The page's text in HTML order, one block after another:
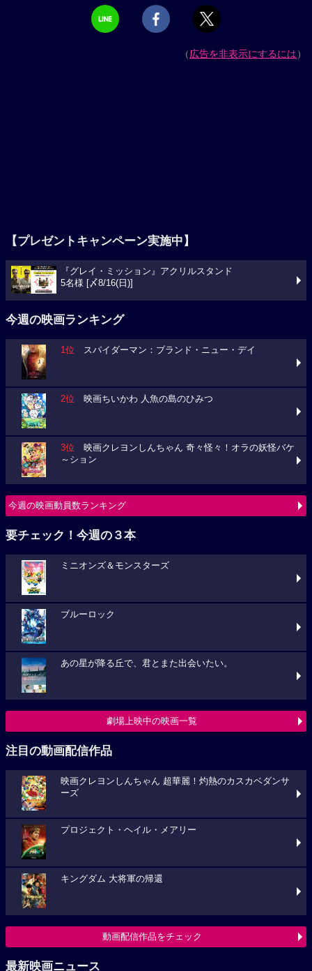
（広告を非表示にするには）
【プレゼントキャンペーン実施中】
『グレイ・ミッション』アクリルスタンド
5名様 [〆8/16(日)]
今週の映画ランキング
1位 スパイダーマン：ブランド・ニュー・デイ
2位 映画ちいかわ 人魚の島のひみつ
3位 映画クレヨンしんちゃん 奇々怪々！オラの妖怪バケ
～ション
今週の映画動員数ランキング
要チェック！今週の３本
ミニオンズ＆モンスターズ
ブルーロック
あの星が降る丘で、君とまた出会いたい。
劇場上映中の映画一覧
注目の動画配信作品
映画クレヨンしんちゃん 超華麗！灼熱のカスカベダンサ
ーズ
プロジェクト・ヘイル・メアリー
キングダム 大将軍の帰還
動画配信作品をチェック
最新映画ニュース